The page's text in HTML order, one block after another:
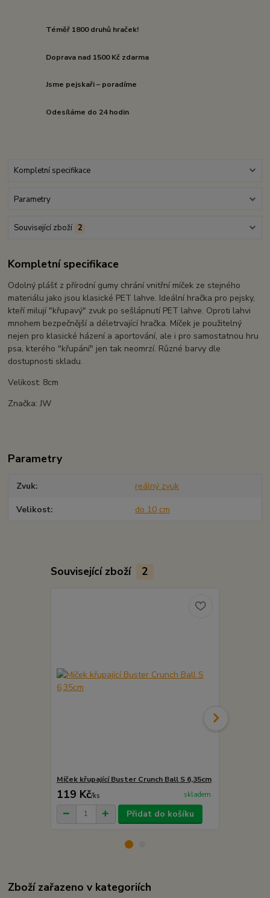
Téměř 1800 druhů hraček!
Doprava nad 1500 Kč zdarma
Jsme pejskaři – poradíme
Odesíláme do 24 hodin
Kompletní specifikace
Parametry
Související zboží 2
Kompletní specifikace
Odolný plášť z přírodní gumy chrání vnitřní míček ze stejného
materiálu jako jsou klasické PET lahve. Ideální hračka pro pejsky,
kteří milují "křupavý" zvuk po sešlápnutí PET lahve. Oproti lahvi
mnohem bezpečnější a déletrvající hračka. Míček je použitelný
nejen pro klasické házení a aportování, ale i pro samostatnou hru
psa, kterého "křupání" jen tak neomrzí. Různé barvy dle
dostupnosti skladu.
Velikost: 8cm
Značka: JW
Parametry
Zvuk reálný zvuk
Velikost do 10 cm
Související zboží 2
Míček křupající Buster Crunch Ball S 6,35cm
119 Kč/ks skladem
Přidat do košíku
Zboží zařazeno v kategoriích